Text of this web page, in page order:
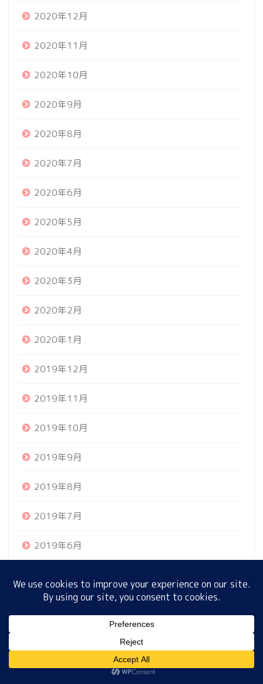
2020年12月
2020年11月
2020年10月
2020年9月
2020年8月
2020年7月
2020年6月
2020年5月
2020年4月
2020年3月
2020年2月
2020年1月
2019年12月
2019年11月
2019年10月
2019年9月
2019年8月
2019年7月
2019年6月
2019年4月
プロフィール サイトマップ